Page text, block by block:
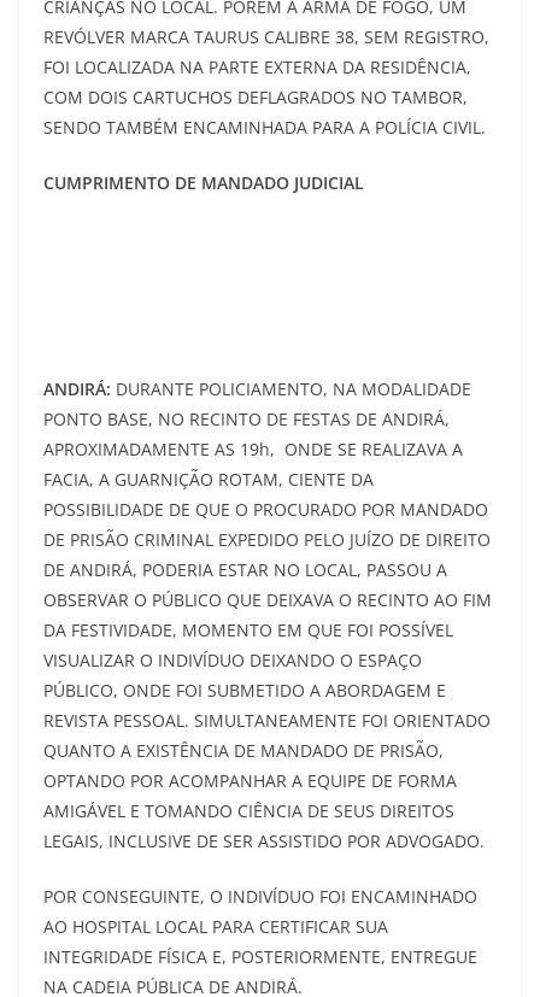
CRIANÇAS NO LOCAL. PORÉM A ARMA DE FOGO, UM
REVÓLVER MARCA TAURUS CALIBRE 38, SEM REGISTRO,
FOI LOCALIZADA NA PARTE EXTERNA DA RESIDÊNCIA,
COM DOIS CARTUCHOS DEFLAGRADOS NO TAMBOR,
SENDO TAMBÉM ENCAMINHADA PARA A POLÍCIA CIVIL.
CUMPRIMENTO DE MANDADO JUDICIAL
ANDIRÁ: DURANTE POLICIAMENTO, NA MODALIDADE
PONTO BASE, NO RECINTO DE FESTAS DE ANDIRÁ,
APROXIMADAMENTE AS 19h, ONDE SE REALIZAVA A
FACIA, A GUARNIÇÃO ROTAM, CIENTE DA
POSSIBILIDADE DE QUE O PROCURADO POR MANDADO
DE PRISÃO CRIMINAL EXPEDIDO PELO JUÍZO DE DIREITO
DE ANDIRÁ, PODERIA ESTAR NO LOCAL, PASSOU A
OBSERVAR O PÚBLICO QUE DEIXAVA O RECINTO AO FIM
DA FESTIVIDADE, MOMENTO EM QUE FOI POSSÍVEL
VISUALIZAR O INDIVÍDUO DEIXANDO O ESPAÇO
PÚBLICO, ONDE FOI SUBMETIDO A ABORDAGEM E
REVISTA PESSOAL. SIMULTANEAMENTE FOI ORIENTADO
QUANTO A EXISTÊNCIA DE MANDADO DE PRISÃO,
OPTANDO POR ACOMPANHAR A EQUIPE DE FORMA
AMIGÁVEL E TOMANDO CIÊNCIA DE SEUS DIREITOS
LEGAIS, INCLUSIVE DE SER ASSISTIDO POR ADVOGADO.
POR CONSEGUINTE, O INDIVÍDUO FOI ENCAMINHADO
AO HOSPITAL LOCAL PARA CERTIFICAR SUA
INTEGRIDADE FÍSICA E, POSTERIORMENTE, ENTREGUE
NA CADEIA PÚBLICA DE ANDIRÁ.